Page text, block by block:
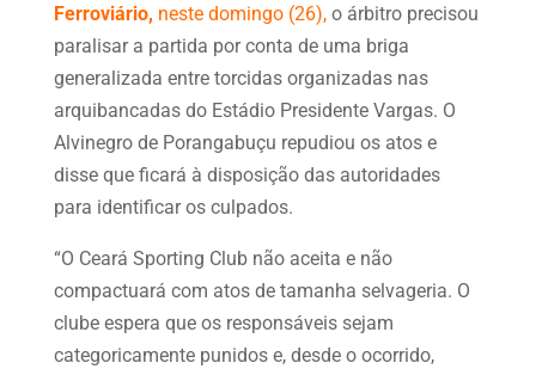
Ferroviário, neste domingo (26),o árbitro precisou
paralisar a partida por conta de uma briga
generalizada entre torcidas organizadas nas
arquibancadas do Estádio Presidente Vargas. O
Alvinegro de Porangabuçu repudiou os atos e
disse que ficará à disposição das autoridades
para identificar os culpados.
“O Ceará Sporting Club não aceita e não
compactuará com atos de tamanha selvageria. O
clube espera que os responsáveis sejam
categoricamente punidos e, desde o ocorrido,